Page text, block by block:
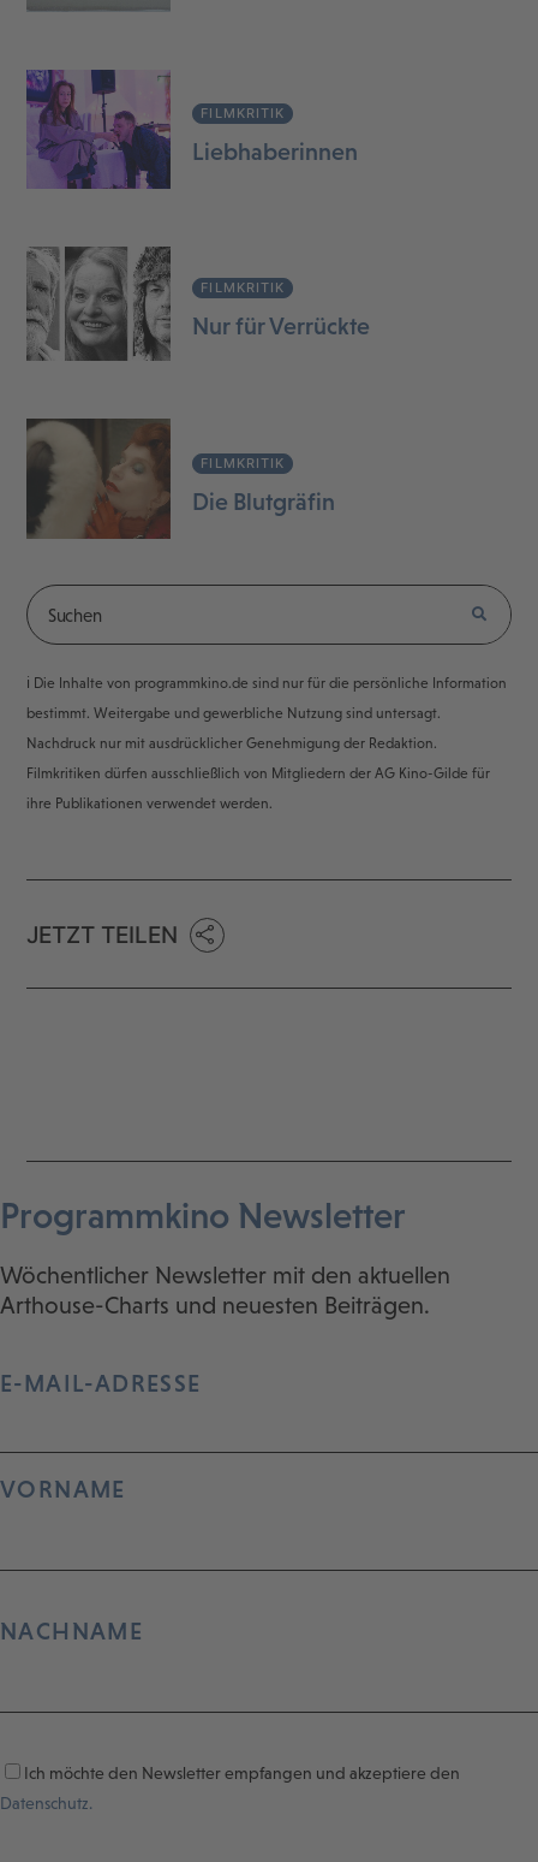
FILMKRITIK
Liebhaberinnen
FILMKRITIK
Nur für Verrückte
FILMKRITIK
Die Blutgräfin
ℹ️ Die Inhalte von programmkino.de sind nur für die persönliche Information
bestimmt. Weitergabe und gewerbliche Nutzung sind untersagt.
Nachdruck nur mit ausdrücklicher Genehmigung der Redaktion.
Filmkritiken dürfen ausschließlich von Mitgliedern der AG Kino-Gilde für
ihre Publikationen verwendet werden.
JETZT TEILEN
Programmkino Newsletter
Wöchentlicher Newsletter mit den aktuellen
Arthouse-Charts und neuesten Beiträgen.
E-MAIL-ADRESSE
VORNAME
NACHNAME
Ich möchte den Newsletter empfangen und akzeptiere den
Datenschutz.